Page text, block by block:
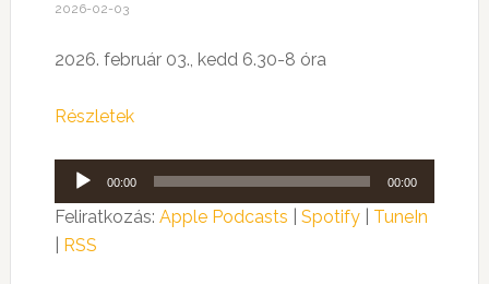
2026-02-03
2026. február 03., kedd 6.30-8 óra
Részletek
Audió
lejátszó
00:00 00:00
Feliratkozás: Apple Podcasts Spotify| TuneIn
RSS